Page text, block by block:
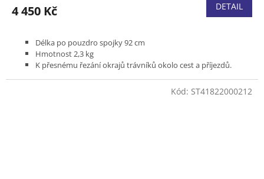
4 450 Kč DETAIL
Délka po pouzdro spojky 92 cm
Hmotnost 2,3 kg
K přesnému řezání okrajů trávníků okolo cest a příjezdů.
Kód: ST41822000212